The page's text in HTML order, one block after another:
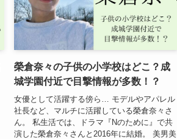
榮倉奈々の子供の小学校はどこ？成
城学園付近で目撃情報が多数！？
女優として活躍する傍ら… モデルやアパレル
社長など、マルチに活躍している榮倉奈々さ
ん。 私生活では、ドラマ『Nのために』で共
演した榮倉奈々さんと2016年に結婚。 美男美